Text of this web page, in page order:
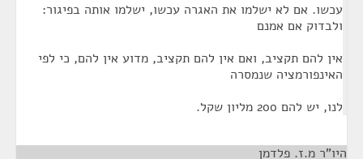
עכשו. אם לא ישלמו את האגרה עכשו, ישלמו אותה בפיגור:
ולבדוק אם אמנם
אין להם תקציב, ואם אין להם תקציב, מדוע אין להם, כי לפי
האינפורמציה שנמסרה
לנו, יש להם 200 מליון שקל.
היו"ר מ.ז. פלדמן